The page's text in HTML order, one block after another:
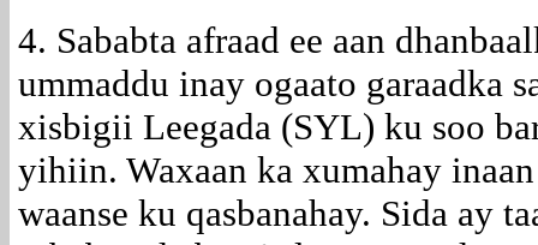
4. Sababta afraad ee aan
ummaddu inay ogaato garaadka
xisbigii Leegada (SYL) ku soo
yihiin. Waxaan ka xumahay
waanse ku qasbanahay. Sida ay